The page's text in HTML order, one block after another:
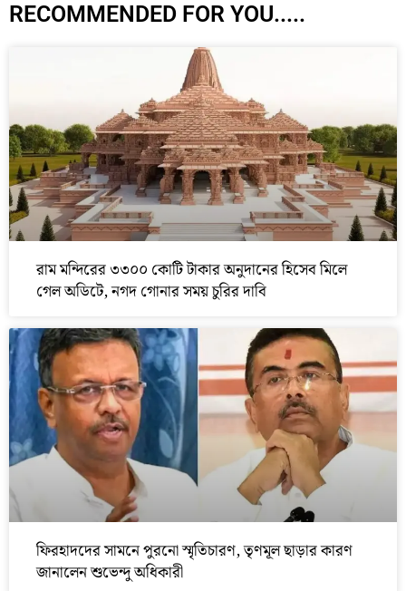
RECOMMENDED FOR YOU.....
রাম মন্দিরের ৩৩০০ কোটি টাকার অনুদানের হিসেব মিলে
গেল অডিটে, নগদ গোনার সময় চুরির দাবি
ফিরহাদদের সামনে পুরনো স্মৃতিচারণ, তৃণমূল ছাড়ার কারণ
জানালেন শুভেন্দু অধিকারী